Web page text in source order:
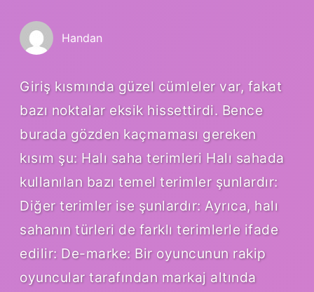
Handan
Giriş kısmında güzel cümleler var, fakat
bazı noktalar eksik hissettirdi. Bence
burada gözden kaçmaması gereken
kısım şu: Halı saha terimleri Halı sahada
kullanılan bazı temel terimler şunlardır:
Diğer terimler ise şunlardır: Ayrıca, halı
sahanın türleri de farklı terimlerle ifade
edilir: De-marke: Bir oyuncunun rakip
oyuncular tarafından markaj altında